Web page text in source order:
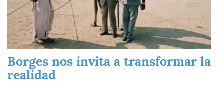
Borges nos invita a transformar la
realidad